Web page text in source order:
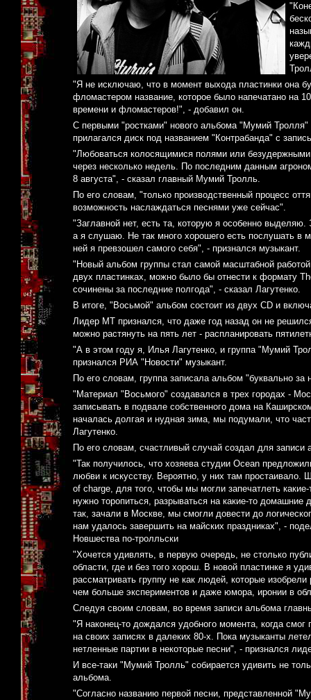
"Я не исключаю, что в момент выхода пластинки она
фломастером название, которое было напечатано на
времени и фломастеров!", - добавил он.
С первыми "ростками" нового альбома "Мумий
прилагался диск под названием "Контрабанда" с
"Любоваться колосящимися полями или
через несколько недель. По последним данным
8 августа", - сказал главный Мумий Тролль.
По его словам, "только производственный процесс
возможность наслаждаться песнями уже сейчас".
"Заглавной нет, есть та, которую я особенно
а я слушаю. Не так много хорошего есть послушать
ней я превзошел самого себя", - признался музыкант.
"Новый альбом группы стал самой масштабной
двух пластинках, можно было бы отнести к формату
сочинены за последние полгода", - сказал Лагутенко.
В итоге, "Восьмой" альбом состоит из двух CD и
Лидер МТ признался, что даже год назад он не
можно растянуть на пять лет - распланировать
"А в этом году я, Илья Лагутенко, и группа "Мумий
признался РИА "Новости" музыкант.
По его словам, группа записала альбом "буквально за
"Материал "Восьмого" создавался в трех городах -
записывать в подвале собственного дома на
началась долгая и нудная зима, мы подумали, что
Лагутенко.
По его словам, счастливый случай создал для
"Так получилось, что хозяева студии Ocean
любви к искусству. Вероятно, у них там простаивало.
of charge, для того, чтобы мы могли запечатлеть
нужно торопиться, разрываться на какие-то
так, зачали в Москве, мы смогли довести до
нам удалось завершить на майских праздниках", -
Новшества по-тролльски
"Хочется удивлять, в первую очередь, не столько
области, где и без того хорош. В новой пластинке я
рассматривать группу не как людей, которые
чем больше экспериментов и даже юмора, иронии в
Следуя своим словам, во время записи альбома
"Я наконец-то дождался удобного момента, когда
на своих записях в далеких 80-х. Пока музыканты
нетленные партии в некоторые песни", - признался
И все-таки "Мумий Тролль" собирается удивить не
альбома.
"Согласно названию первой песни, представленной